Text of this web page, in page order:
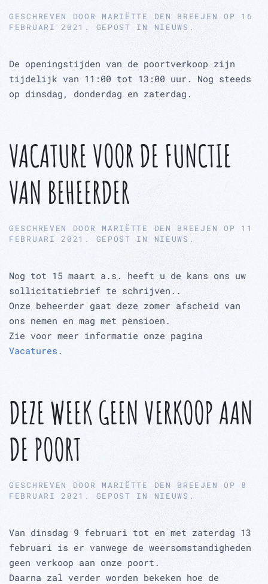
GESCHREVEN DOOR MARIËTTE DEN BREEJEN OP 16
FEBRUARI 2021 . GEPOST IN NIEUWS .
De openingstijden van de poortverkoop zijn
tijdelijk van 11:00 tot 13:00 uur. Nog steeds
op dinsdag, donderdag en zaterdag.
VACATURE VOOR DE FUNCTIE
VAN BEHEERDER
GESCHREVEN DOOR MARIËTTE DEN BREEJEN OP 11
FEBRUARI 2021 . GEPOST IN NIEUWS .
Nog tot 15 maart a.s. heeft u de kans ons uw
sollicitatiebrief te schrijven..
Onze beheerder gaat deze zomer afscheid van
ons nemen en mag met pensioen.
Zie voor meer informatie onze pagina
Vacatures .
DEZE WEEK GEEN VERKOOP AAN
DE POORT
GESCHREVEN DOOR MARIËTTE DEN BREEJEN OP 8
FEBRUARI 2021 . GEPOST IN NIEUWS .
Van dinsdag 9 februari tot en met zaterdag 13
februari is er vanwege de weersomstandigheden
geen verkoop aan onze poort.
Daarna zal verder worden bekeken hoe de